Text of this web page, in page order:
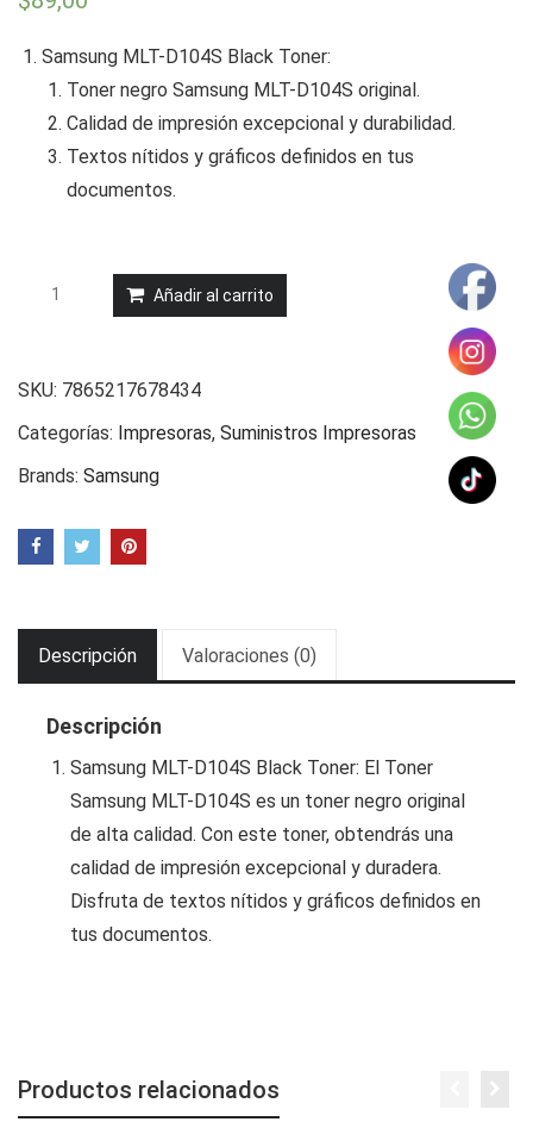
Samsung MLT-D104S Black Toner:
Toner negro Samsung MLT-D104S original.
Calidad de impresión excepcional y durabilidad.
Textos nítidos y gráficos definidos en tus
documentos.
TONER
D104S
NEGRO
Añadir al carrito
SKU: 7865217678434
Categorías: Impresoras, Suministros Impresoras
Brands: Samsung
Descripción Valoraciones (0)
Descripción
Samsung MLT-D104S Black Toner: El Toner
Samsung MLT-D104S es un toner negro original
de alta calidad. Con este toner, obtendrás una
calidad de impresión excepcional y duradera.
Disfruta de textos nítidos y gráficos definidos en
tus documentos.
Productos relacionados